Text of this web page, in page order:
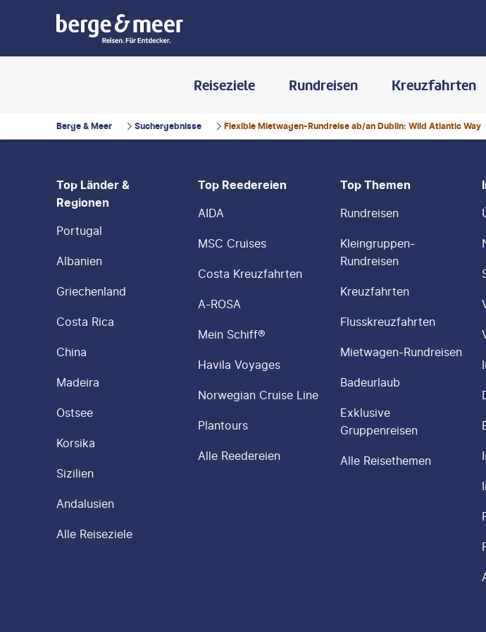
Reiseziele Rundreisen Kreuzfahrten
Berge & Meer Suchergebnisse Flexible Mietwagen-Rundreise ab/an Dublin: Wild Atlantic Way
Footer navigation
Top Länder &
Regionen
Portugal
Albanien
Griechenland
Costa Rica
China
Madeira
Ostsee
Korsika
Sizilien
Andalusien
Alle Reiseziele
Top Reedereien
AIDA
MSC Cruises
Costa Kreuzfahrten
A-ROSA
Mein Schiff®
Havila Voyages
Norwegian Cruise Line
Plantours
Alle Reedereien
Top Themen
Rundreisen
Kleingruppen-
Rundreisen
Kreuzfahrten
Flusskreuzfahrten
Mietwagen-Rundreisen
Badeurlaub
Exklusive
Gruppenreisen
Alle Reisethemen